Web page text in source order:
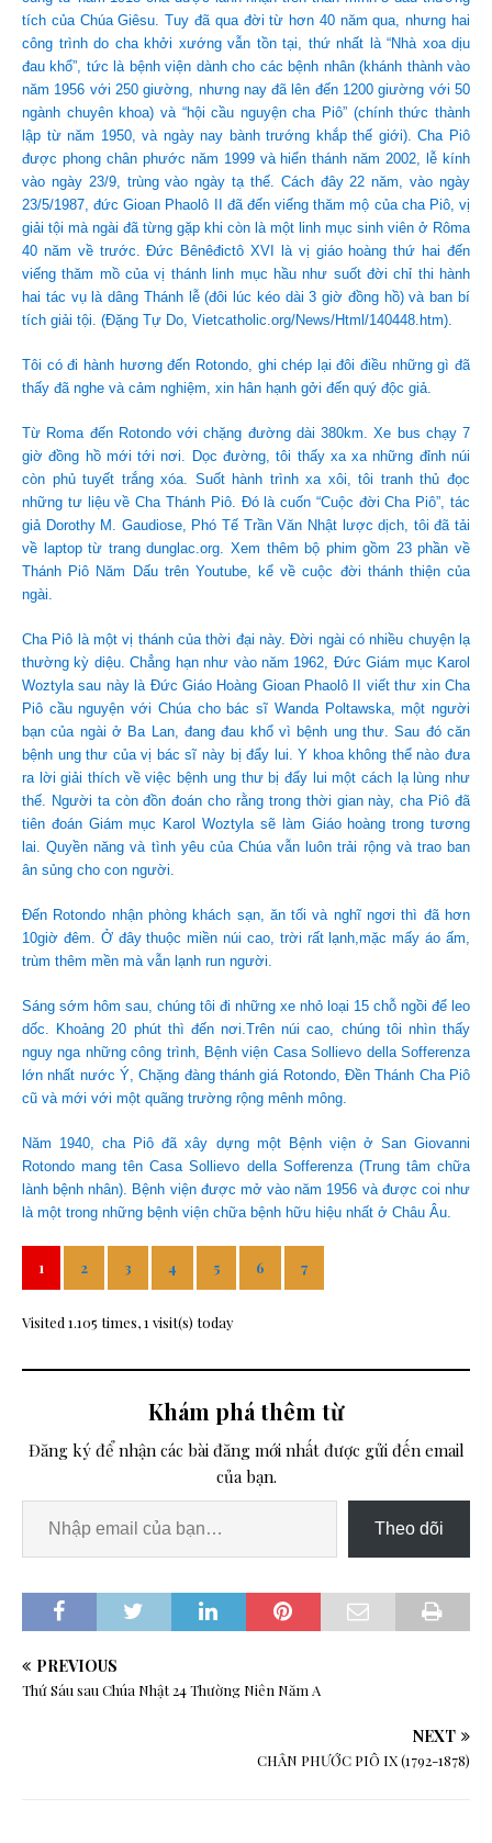
tích của Chúa Giêsu. Tuy đã qua đời từ hơn 40 năm qua, nhưng hai
công trình do cha khởi xướng vẫn tồn tại, thứ nhất là “Nhà xoa dịu
đau khổ”, tức là bệnh viện dành cho các bệnh nhân (khánh thành vào
năm 1956 với 250 giường, nhưng nay đã lên đến 1200 giường với 50
ngành chuyên khoa) và “hội cầu nguyện cha Piô” (chính thức thành
lập từ năm 1950, và ngày nay bành trướng khắp thế giới). Cha Piô
được phong chân phước năm 1999 và hiển thánh năm 2002, lễ kính
vào ngày 23/9, trùng vào ngày tạ thế. Cách đây 22 năm, vào ngày
23/5/1987, đức Gioan Phaolô II đã đến viếng thăm mộ của cha Piô, vị
giải tội mà ngài đã từng gặp khi còn là một linh mục sinh viên ở Rôma
40 năm về trước. Đức Bênêđictô XVI là vị giáo hoàng thứ hai đến
viếng thăm mồ của vị thánh linh mục hầu như suốt đời chỉ thi hành
hai tác vụ là dâng Thánh lễ (đôi lúc kéo dài 3 giờ đồng hồ) và ban bí
tích giải tội. (Đặng Tự Do, Vietcatholic.org/News/Html/140448.htm).
Tôi có đi hành hương đến Rotondo, ghi chép lại đôi điều những gì đã
thấy đã nghe và cảm nghiệm, xin hân hạnh gởi đến quý độc giả.
Từ Roma đến Rotondo với chặng đường dài 380km. Xe bus chạy 7
giờ đồng hồ mới tới nơi. Dọc đường, tôi thấy xa xa những đỉnh núi
còn phủ tuyết trắng xóa. Suốt hành trình xa xôi, tôi tranh thủ đọc
những tư liệu về Cha Thánh Piô. Đó là cuốn “Cuộc đời Cha Piô”, tác
giả Dorothy M. Gaudiose, Phó Tế Trần Văn Nhật lược dịch, tôi đã tải
về laptop từ trang dunglac.org. Xem thêm bộ phim gồm 23 phần về
Thánh Piô Năm Dấu trên Youtube, kể về cuộc đời thánh thiện của
ngài.
Cha Piô là một vị thánh của thời đại này. Đời ngài có nhiều chuyện lạ
thường kỳ diệu. Chẳng hạn như vào năm 1962, Đức Giám mục Karol
Woztyla sau này là Đức Giáo Hoàng Gioan Phaolô II viết thư xin Cha
Piô cầu nguyện với Chúa cho bác sĩ Wanda Poltawska, một người
bạn của ngài ở Ba Lan, đang đau khổ vì bệnh ung thư. Sau đó căn
bệnh ung thư của vị bác sĩ này bị đẩy lui. Y khoa không thể nào đưa
ra lời giải thích về việc bệnh ung thư bị đẩy lui một cách lạ lùng như
thế. Người ta còn đồn đoán cho rằng trong thời gian này, cha Piô đã
tiên đoán Giám mục Karol Woztyla sẽ làm Giáo hoàng trong tương
lai. Quyền năng và tình yêu của Chúa vẫn luôn trải rộng và trao ban
ân sủng cho con người.
Đến Rotondo nhận phòng khách sạn, ăn tối và nghĩ ngơi thì đã hơn
10giờ đêm. Ở đây thuộc miền núi cao, trời rất lạnh,mặc mấy áo ấm,
trùm thêm mền mà vẫn lạnh run người.
Sáng sớm hôm sau, chúng tôi đi những xe nhỏ loại 15 chỗ ngồi để leo
dốc. Khoảng 20 phút thì đến nơi.Trên núi cao, chúng tôi nhìn thấy
nguy nga những công trình, Bệnh viện Casa Sollievo della Sofferenza
lớn nhất nước Ý, Chặng đàng thánh giá Rotondo, Đền Thánh Cha Piô
cũ và mới với một quãng trường rộng mênh mông.
Năm 1940, cha Piô đã xây dựng một Bệnh viện ở San Giovanni
Rotondo mang tên Casa Sollievo della Sofferenza (Trung tâm chữa
lành bệnh nhân). Bệnh viện được mở vào năm 1956 và được coi như
là một trong những bệnh viện chữa bệnh hữu hiệu nhất ở Châu Âu.
1 2 3 4 5 6 7
Visited 1.105 times, 1 visit(s) today
Khám phá thêm từ
Đăng ký để nhận các bài đăng mới nhất được gửi đến email
của bạn.
Theo dõi
PREVIOUS
Thứ Sáu sau Chúa Nhật 24 Thường Niên Năm A
NEXT
CHÂN PHƯỚC PIÔ IX (1792-1878)